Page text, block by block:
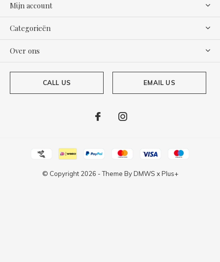
Mijn account
Categorieën
Over ons
CALL US EMAIL US
© Copyright 2026 - Theme ByDMWS xPlus+